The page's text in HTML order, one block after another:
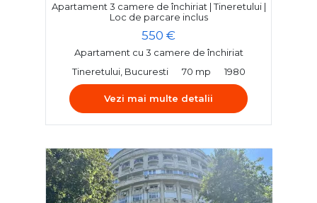
Apartament 3 camere de închiriat | Tineretului |
Loc de parcare inclus
550 €
Apartament cu 3 camere de închiriat
Tineretului, Bucuresti
70 mp 1980
Vezi mai multe detalii